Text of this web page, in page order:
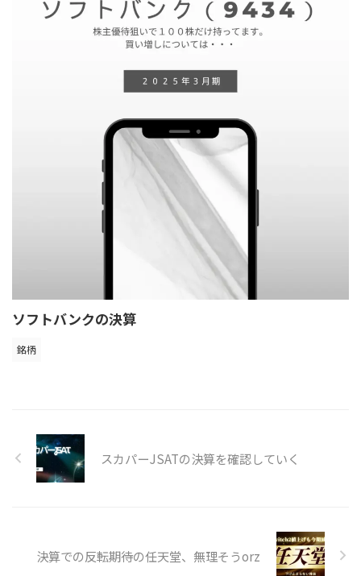
ソフトバンクの決算
銘柄
スカパーJSATの決算を確認していく
決算での反転期待の任天堂、無理そうorz